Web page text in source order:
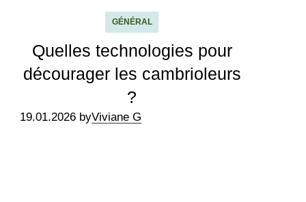
GÉNÉRAL
Quelles technologies pour
décourager les cambrioleurs
?
19.01.2026 byViviane G